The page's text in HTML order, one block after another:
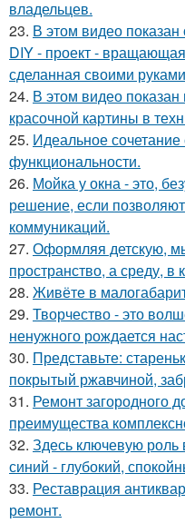
владельцев.
23. В этом видео
DIY - проект -
сделанная своими
24. В этом видео
красочной картины в
25. Идеальное
функциональности.
26. Мойка у окна - это,
решение, если
коммуникаций.
27. Оформляя детскую,
пространство, а среду, в
28. Живёте в
29. Творчество - это
ненужного рождается
30. Представьте:
покрытый ржавчиной,
31. Ремонт загородного
преимущества
32. Здесь ключевую роль
синий - глубокий,
33. Реставрация
ремонт.